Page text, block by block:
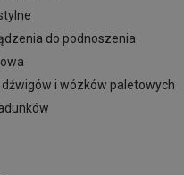
do podnoszenia
i wózków paletowych